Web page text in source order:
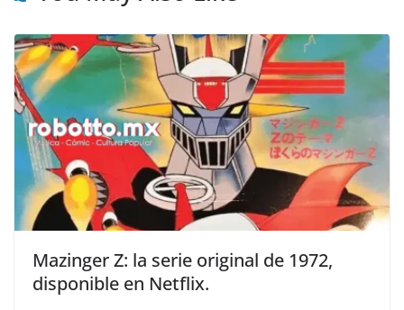
Mazinger Z: la serie original de 1972,
disponible en Netflix.